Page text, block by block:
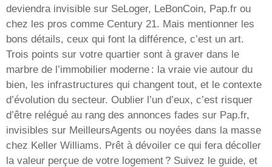
deviendra invisible sur SeLoger, LeBonCoin, Pap.fr ou
chez les pros comme Century 21. Mais mentionner les
bons détails, ceux qui font la différence, c’est un art.
Trois points sur votre quartier sont à graver dans le
marbre de l’immobilier moderne : la vraie vie autour du
bien, les infrastructures qui changent tout, et le contexte
d’évolution du secteur. Oublier l’un d’eux, c’est risquer
d’être relégué au rang des annonces fades sur Pap.fr,
invisibles sur MeilleursAgents ou noyées dans la masse
chez Keller Williams. Prêt à dévoiler ce qui fera décoller
la valeur perçue de votre logement ? Suivez le guide, et